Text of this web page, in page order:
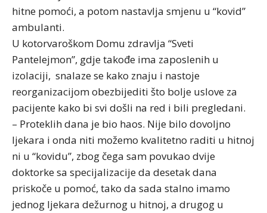
hitne pomoći, a potom nastavlja smjenu u “kovid”
ambulanti.
U kotorvaroškom Domu zdravlja “Sveti
Pantelejmon”, gdje takođe ima zaposlenih u
izolaciji, snalaze se kako znaju i nastoje
reorganizacijom obezbijediti što bolje uslove za
pacijente kako bi svi došli na red i bili pregledani.
– Proteklih dana je bio haos. Nije bilo dovoljno
ljekara i onda niti možemo kvalitetno raditi u hitnoj
ni u “kovidu”, zbog čega sam povukao dvije
doktorke sa specijalizacije da desetak dana
priskoče u pomoć, tako da sada stalno imamo
jednog ljekara dežurnog u hitnoj, a drugog u